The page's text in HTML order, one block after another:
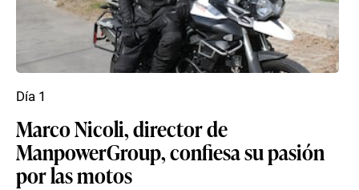
Marco Nicoli, director de
ManpowerGroup, confiesa su pasión
por las motos
Día 1